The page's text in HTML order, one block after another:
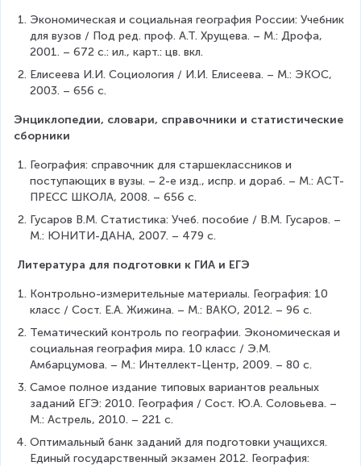
Экономическая и социальная география России: Учебник
для вузов / Под ред. проф. А.Т. Хрущева. – М.: Дрофа,
2001. – 672 с.: ил., карт.: цв. вкл.
Елисеева И.И. Социология / И.И. Елисеева. – М.: ЭКОС,
2003. – 656 с.
Энциклопедии, словари, справочники и статистические
сборники
География: справочник для старшеклассников и
поступающих в вузы. – 2-е изд., испр. и дораб. – М.: АСТ-
ПРЕСС ШКОЛА, 2008. – 656 с.
Гусаров В.М. Статистика: Учеб. пособие / В.М. Гусаров. –
М.: ЮНИТИ-ДАНА, 2007. – 479 с.
Литература для подготовки к ГИА и ЕГЭ
Контрольно-измерительные материалы. География: 10
класс / Сост. Е.А. Жижина. – М.: ВАКО, 2012. – 96 с.
Тематический контроль по географии. Экономическая и
социальная география мира. 10 класс / Э.М.
Амбарцумова. – М.: Интеллект-Центр, 2009. – 80 с.
Самое полное издание типовых вариантов реальных
заданий ЕГЭ: 2010. География / Сост. Ю.А. Соловьева. –
М.: Астрель, 2010. – 221 с.
Оптимальный банк заданий для подготовки учащихся.
Единый государственный экзамен 2012. География: